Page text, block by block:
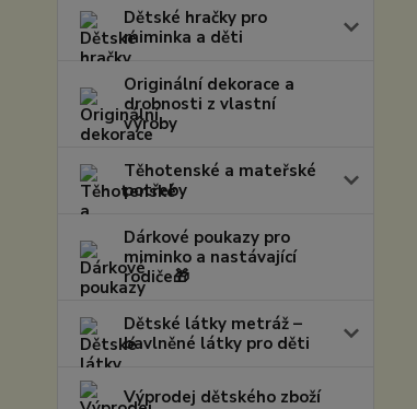
Dětské hračky pro
miminka a děti
Originální dekorace a
drobnosti z vlastní
výroby
Těhotenské a mateřské
potřeby
Dárkové poukazy pro
miminko a nastávající
rodiče🎁
Dětské látky metráž –
bavlněné látky pro děti
Výprodej dětského zboží